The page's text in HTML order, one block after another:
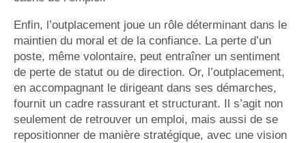
Enfin, l’outplacement joue un rôle déterminant dans le
maintien du moral et de la confiance. La perte d’un
poste, même volontaire, peut entraîner un sentiment
de perte de statut ou de direction. Or, l’outplacement,
en accompagnant le dirigeant dans ses démarches,
fournit un cadre rassurant et structurant. Il s’agit non
seulement de retrouver un emploi, mais aussi de se
repositionner de manière stratégique, avec une vision